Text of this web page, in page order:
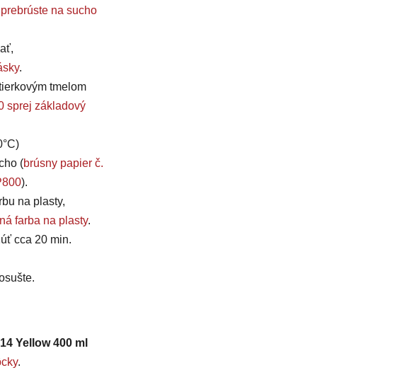
prebrúste na sucho
.
tmelom
sprej základový
(brúsny papier č.
).
na plasty,
farba na plasty.
cca 20 min.
Yellow 400 ml
.